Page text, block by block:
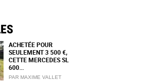
ACHETÉE POUR
SEULEMENT 3 500 €,
CETTE MERCEDES SL
600...
PAR MAXIME VALLET